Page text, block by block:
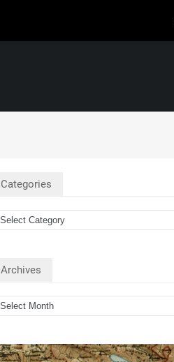
Categories
Archives